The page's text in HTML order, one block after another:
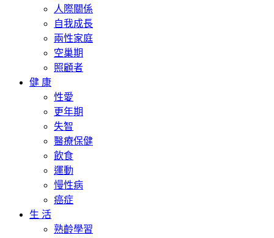
人際關係
自我成長
兩性家庭
空巢期
照顧者
健 康
性愛
更年期
失智
醫療保健
飲食
運動
慢性病
癌症
生 活
熟齡學習